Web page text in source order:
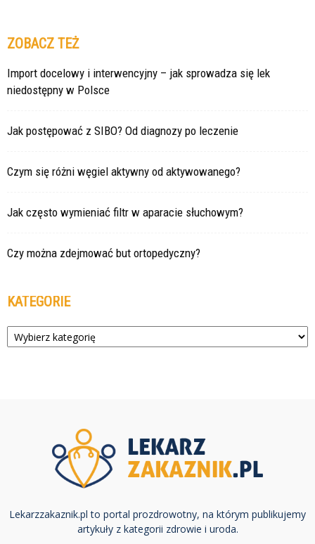
ZOBACZ TEŻ
Import docelowy i interwencyjny – jak sprowadza się lek
niedostępny w Polsce
Jak postępować z SIBO? Od diagnozy po leczenie
Czym się różni węgiel aktywny od aktywowanego?
Jak często wymieniać filtr w aparacie słuchowym?
Czy można zdejmować but ortopedyczny?
KATEGORIE
Kategorie
Lekarzzakaznik.pl to portal prozdrowotny, na którym publikujemy
artykuły z kategorii zdrowie i uroda.